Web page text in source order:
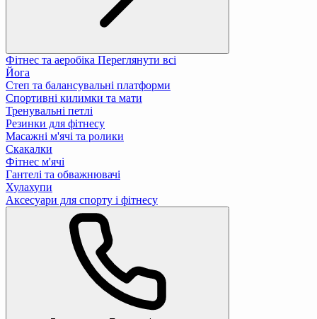
Фітнес та аеробіка Переглянути всі
Йога
Степ та балансувальні платформи
Спортивні килимки та мати
Тренувальні петлі
Резинки для фітнесу
Масажні м'ячі та ролики
Скакалки
Фітнес м'ячі
Гантелі та обважнювачі
Хулахупи
Аксесуари для спорту і фітнесу